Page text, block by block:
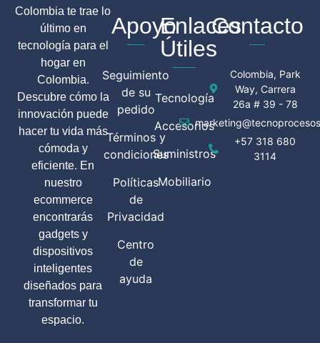
Colombia te trae lo
último en
tecnología para el
hogar en
Colombia.
Descubre cómo la
innovación puede
hacer tu vida más
cómoda y
eficiente. En
nuestro
ecommerce
encontrarás
gadgets y
dispositivos
inteligentes
diseñados para
transformar tu
espacio.
Apoyo
Seguimiento
de su
pedido
Términos y
condiciones
Políticas
de
Privacidad
Centro
de
ayuda
Enlaces
Útiles
Tecnología
Accesorios
Suministros
Mobiliario
Contacto
Colombia, Park
Way, Carrera
26a # 39 - 78
+57 318 680
3114